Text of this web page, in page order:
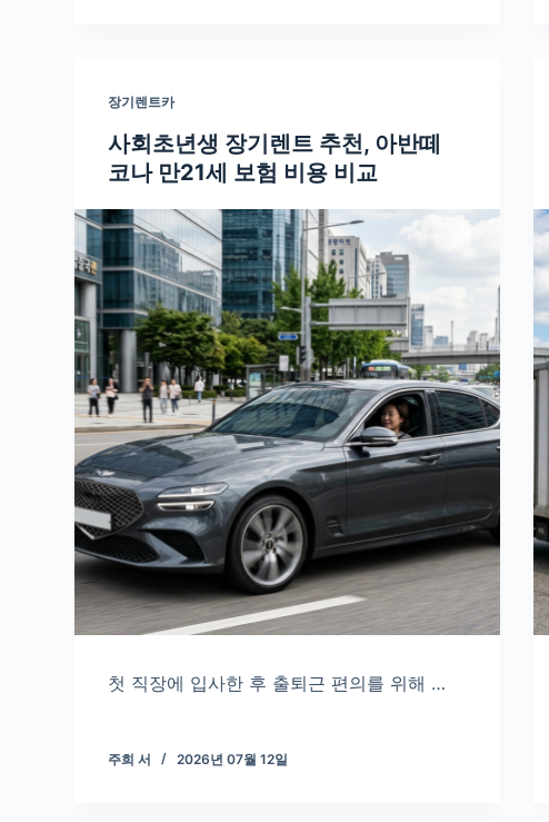
장기렌트카
사회초년생 장기렌트 추천, 아반떼
코나 만21세 보험 비용 비교
첫 직장에 입사한 후 출퇴근 편의를 위해 …
주희 서 2026년 07월 12일